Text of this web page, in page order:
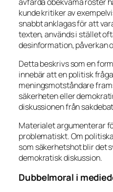
kunde kritiker av
snabbt anklagas för att
texten, används i stället
desinformation, påverkan
Detta beskrivs som en
innebär att en politisk
meningsmotståndare
säkerheten eller
diskussionen från
Materialet argumenterar
problematiskt. Om
som säkerhetshot blir det
demokratisk diskussion.
Dubbelmoral i